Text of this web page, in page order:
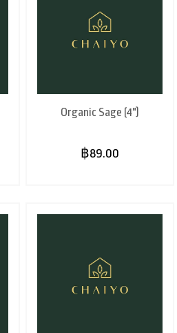
Organic Sage (4")
฿89.00